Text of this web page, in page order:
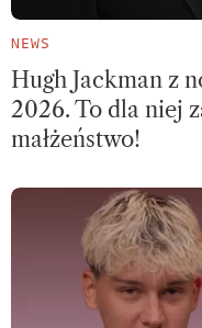
NEWS
Hugh Jackman z
2026. To dla niej
małżeństwo!